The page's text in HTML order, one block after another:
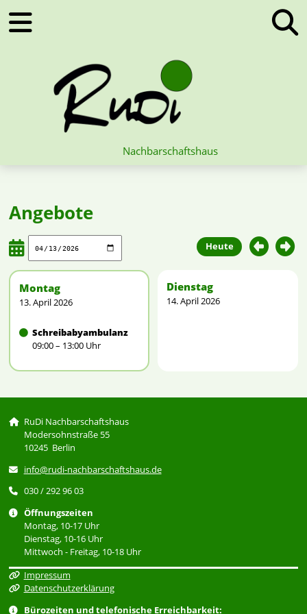
Nachbarschaftshaus
Angebote
Heute
Montag
13. April 2026
Schreibabyambulanz
09:00 – 13:00 Uhr
Dienstag
14. April 2026
RuDi Nachbarschaftshaus
Modersohnstraße 55
10245 Berlin
info@rudi-nachbarschaftshaus.de
030 / 292 96 03
Öffnungszeiten
Montag, 10-17 Uhr
Dienstag, 10-16 Uhr
Mittwoch - Freitag, 10-18 Uhr
Impressum
Datenschutzerklärung
Bürozeiten und telefonische Erreichbarkeit: